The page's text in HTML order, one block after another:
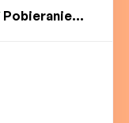
Pobieranie...